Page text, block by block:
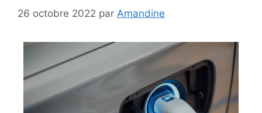
26 octobre 2022 par Amandine